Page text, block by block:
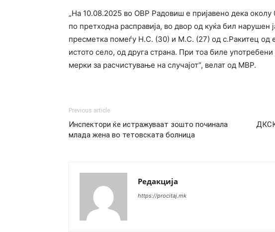
„На 10.08.2025 во ОВР Радовиш е пријавено дека
по претходна расправија, во двор од куќа бил нарушен
пресметка помеѓу Н.С. (30) и М.С. (27) од с.Ракитец од
истото село, од друга страна. При тоа биле
мерки за расчистување на случајот“, велат од МВР.
Previous article
Инспектори ќе истражуваат зошто починала
млада жена во тетовската болница
ДКСК
Редакција
https://procitaj.mk